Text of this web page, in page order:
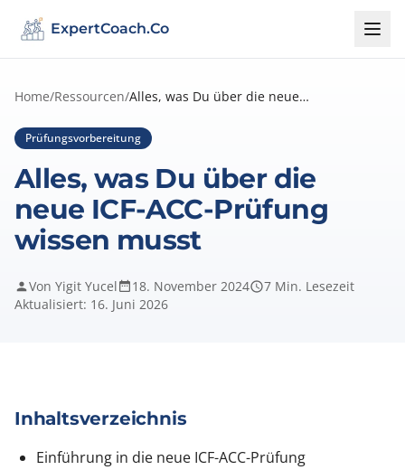
ExpertCoach.Co
Home/Ressourcen/ Alles, was Du über die neue ICF-ACC-Prüf...
Prüfungsvorbereitung
Alles, was Du über die
neue ICF-ACC-Prüfung
wissen musst
Von Yigit Yucel 18. November 2024
7 Min. Lesezeit
Aktualisiert: 16. Juni 2026
Inhaltsverzeichnis
Einführung in die neue ICF-ACC-Prüfung